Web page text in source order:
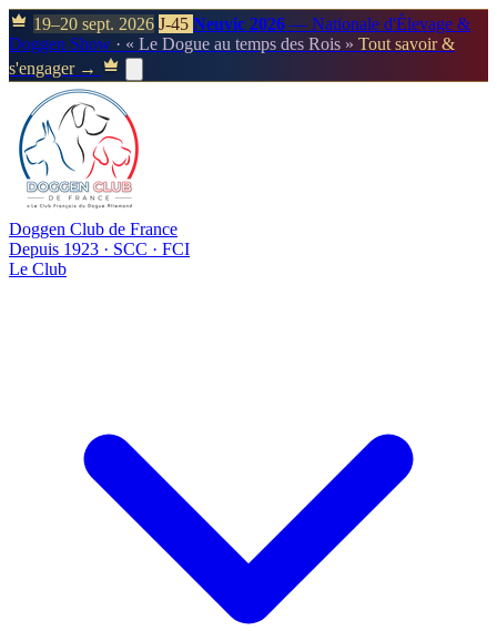
19–20 sept. 2026 J-45 Neuvic 2026 — Nationale d'Élevage &
Doggen Show · « Le Dogue au temps des Rois » Tout savoir &
s'engager →
Doggen Club de France
Depuis 1923 · SCC · FCI
Le Club